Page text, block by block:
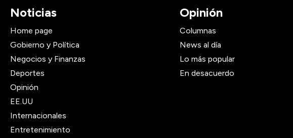
Noticias
Home page
Gobierno y Política
Negocios y Finanzas
Deportes
Opinión
EE.UU
Internacionales
Entretenimiento
Opinión
Columnas
News al día
Lo más popular
En desacuerdo